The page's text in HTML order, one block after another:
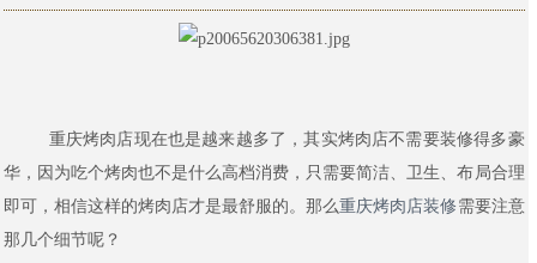
重庆烤肉店现在也是越来越多了，其实烤肉店不需要装修得多豪
华，因为吃个烤肉也不是什么高档消费，只需要简洁、卫生、布局合理
即可，相信这样的烤肉店才是最舒服的。那么重庆烤肉店装修 需要注意
那几个细节呢？